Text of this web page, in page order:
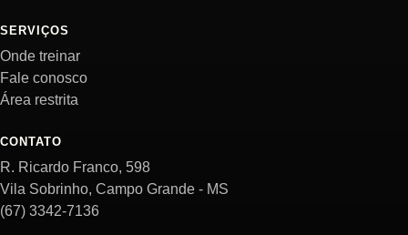
SERVIÇOS
Onde treinar
Fale conosco
Área restrita
CONTATO
R. Ricardo Franco, 598
Vila Sobrinho, Campo Grande - MS
(67) 3342-7136